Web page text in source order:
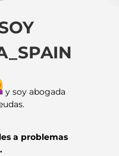
y soy abogada
a problemas